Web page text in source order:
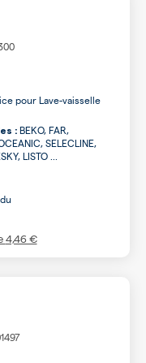
pour Lave-vaisselle
: BEKO, FAR,
SELECLINE,
LISTO ...
4,46 €